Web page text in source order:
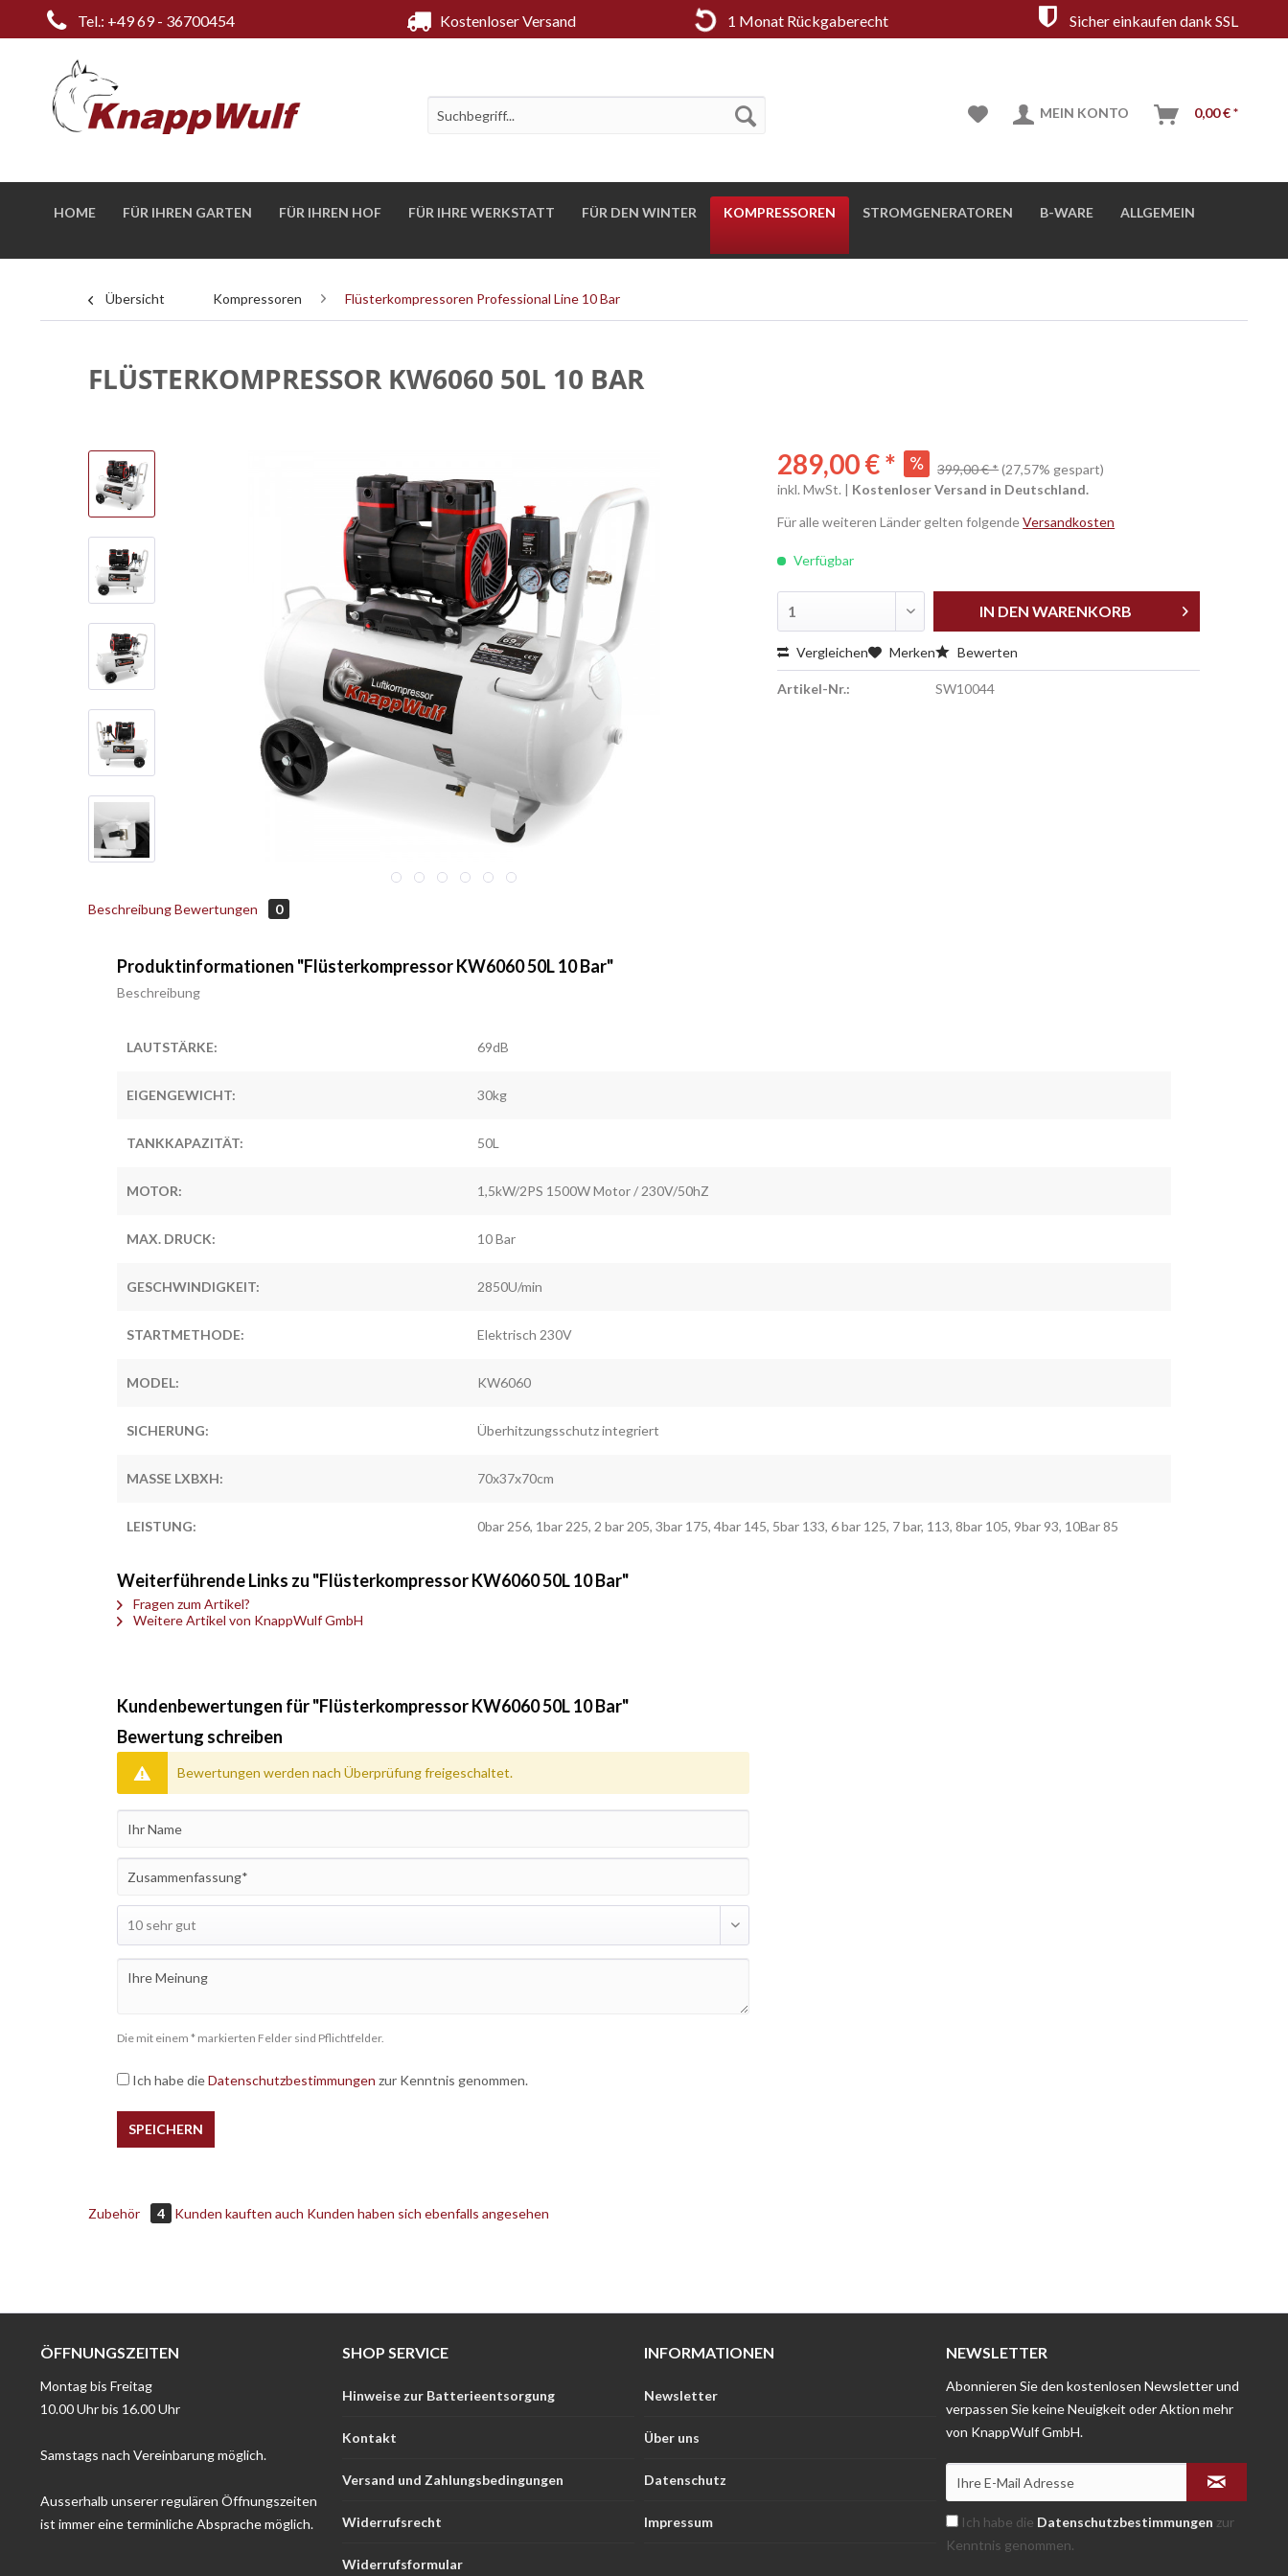
Tel.: +49 69 - 36700454 Kostenloser Versand 1 Monat Rückgaberecht Sicher einkaufen dank SSL
MEIN KONTO 0,00 € *
HOME FÜR IHREN GARTEN FÜR IHREN HOF FÜR IHRE WERKSTATT FÜR DEN WINTER KOMPRESSOREN STROMGENERATOREN B-WARE ALLGEMEIN
Übersicht Kompressoren Flüsterkompressoren Professional Line 10 Bar
FLÜSTERKOMPRESSOR KW6060 50L 10 BAR
289,00 € * 399,00 € *(27,57% gespart)
inkl. MwSt. | Kostenloser Versand in Deutschland.
Für alle weiteren Länder gelten folgendeVersandkosten
Verfügbar
IN DEN WARENKORB
Vergleichen Merken Bewerten
Artikel-Nr.: SW10044
BeschreibungBewertungen 0
Produktinformationen "Flüsterkompressor KW6060 50L 10 Bar"
Beschreibung
LAUTSTÄRKE: 69dB
EIGENGEWICHT: 30kg
TANKKAPAZITÄT: 50L
MOTOR: 1,5kW/2PS 1500W Motor / 230V/50hZ
MAX. DRUCK: 10 Bar
GESCHWINDIGKEIT: 2850U/min
STARTMETHODE: Elektrisch 230V
MODEL: KW6060
SICHERUNG: Überhitzungsschutz integriert
MASSE LXBXH: 70x37x70cm
LEISTUNG: 0bar 256, 1bar 225, 2 bar 205, 3bar 175, 4bar 145, 5bar 133, 6 bar 125, 7 bar, 113, 8bar 105, 9bar 93, 10Bar 85
Weiterführende Links zu "Flüsterkompressor KW6060 50L 10 Bar"
Fragen zum Artikel?
Weitere Artikel von KnappWulf GmbH
Kundenbewertungen für "Flüsterkompressor KW6060 50L 10 Bar"
Bewertung schreiben
Bewertungen werden nach Überprüfung freigeschaltet.
Die mit einem * markierten Felder sind Pflichtfelder.
Ich habe dieDatenschutzbestimmungen zur Kenntnis genommen.
SPEICHERN
Zubehör 4 Kunden kauften auch Kunden haben sich ebenfalls angesehen
ÖFFNUNGSZEITEN
Montag bis Freitag
10.00 Uhr bis 16.00 Uhr
Samstags nach Vereinbarung möglich.
Ausserhalb unserer regulären Öffnungszeiten
ist immer eine terminliche Absprache möglich.
SHOP SERVICE
Hinweise zur Batterieentsorgung
Kontakt
Versand und Zahlungsbedingungen
Widerrufsrecht
Widerrufsformular
INFORMATIONEN
Newsletter
Über uns
Datenschutz
Impressum
NEWSLETTER
Abonnieren Sie den kostenlosen Newsletter und
verpassen Sie keine Neuigkeit oder Aktion mehr
von KnappWulf GmbH.
Ich habe die Datenschutzbestimmungen zur
Kenntnis genommen.